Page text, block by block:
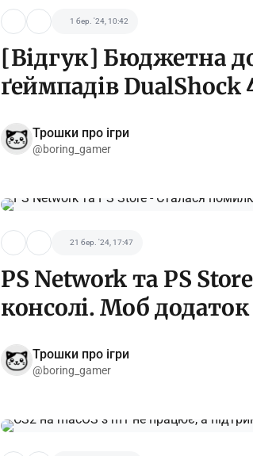
1 бер. '24, 10:42
[Відгук] Бюджетна
ґеймпадів DualShock
Трошки про ігри
@boring_gamer
21 бер. '24, 17:47
PS Network та PS
консолі. Моб
Трошки про ігри
@boring_gamer